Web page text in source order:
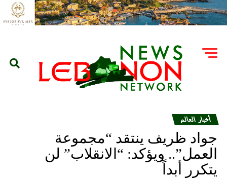
أخبار العالم
جواد ظريف ينتقد “مجموعة
العمل”.. ويؤكد: “الانقلاب” لن
يتكرر أبداً